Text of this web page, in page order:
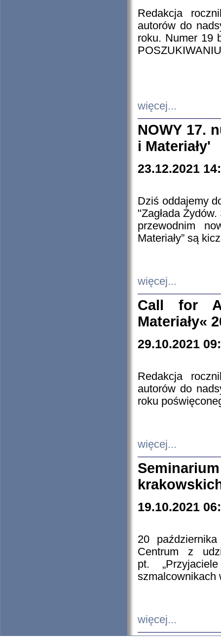
Redakcja
autorów do
roku. Numer 19
więcej...
NOWY 17.
i Materiały'
23.12.2021
Dziś oddajemy
"Zagłada
przewodnim
Materiały” są
więcej...
Call for
Materiały«
29.10.2021
Redakcja
autorów do
roku
więcej...
19.10.2021
20
Centrum z
pt.
szmalcownikach
więcej...